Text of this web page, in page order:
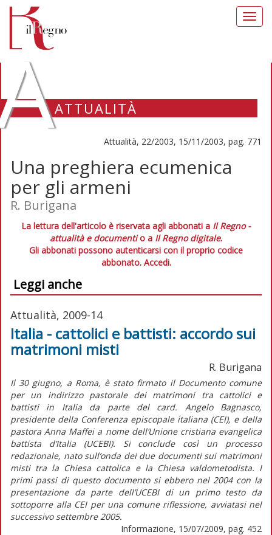
ATTUALITÀ
Attualità, 22/2003, 15/11/2003, pag. 771
Una preghiera ecumenica
per gli armeni
R. Burigana
La lettura dell'articolo è riservata agli abbonati a Il Regno -
attualità e documentio a Il Regno digitale.
Gli abbonati possono autenticarsi con il proprio codice
abbonato. Accedi.
Leggi anche
Attualità, 2009-14
Italia - cattolici e battisti: accordo sui
matrimoni misti
R. Burigana
Il 30 giugno, a Roma, è stato firmato il Documento comune
per un indirizzo pastorale dei matrimoni tra cattolici e
battisti in Italia da parte del card. Angelo Bagnasco,
presidente della Conferenza episcopale italiana (CEI), e della
pastora Anna Maffei a nome dell’Unione cristiana evangelica
battista d’Italia (UCEBI). Si conclude così un processo
redazionale, nato sull’onda dei due documenti sui matrimoni
misti tra la Chiesa cattolica e la Chiesa valdometodista. I
primi passi di questo documento si ebbero nel 2004 con la
presentazione da parte dell’UCEBI di un primo testo da
sottoporre alla CEI per una comune riflessione, avviatasi nel
successivo settembre 2005.
Informazione, 15/07/2009, pag. 452